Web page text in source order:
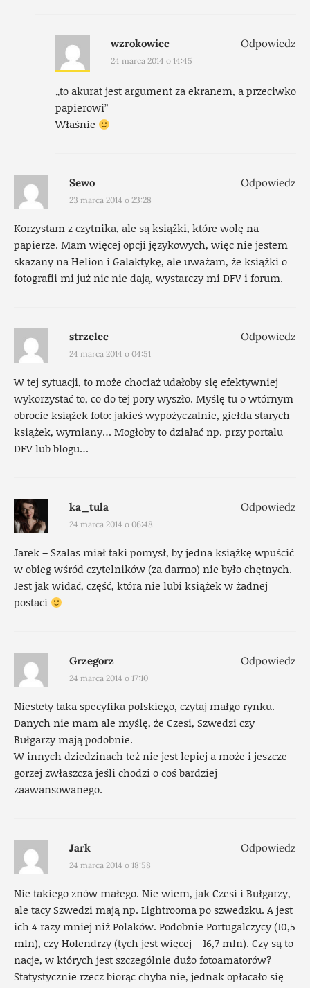
wzrokowiec
24 marca 2014 o 14:45
„to akurat jest argument za ekranem, a przeciwko
papierowi”
Właśnie
Odpowiedz
Sewo
23 marca 2014 o 23:28
Korzystam z czytnika, ale są książki, które wolę na
papierze. Mam więcej opcji językowych, więc nie jestem
skazany na Helion i Galaktykę, ale uważam, że książki o
fotografii mi już nic nie dają, wystarczy mi DFV i forum.
Odpowiedz
strzelec
24 marca 2014 o 04:51
W tej sytuacji, to może chociaż udałoby się efektywniej
wykorzystać to, co do tej pory wyszło. Myślę tu o wtórnym
obrocie książek foto: jakieś wypożyczalnie, giełda starych
książek, wymiany… Mogłoby to działać np. przy portalu
DFV lub blogu…
Odpowiedz
ka_tula
24 marca 2014 o 06:48
Jarek – Szalas miał taki pomysł, by jedna książkę wpuścić
w obieg wśród czytelników (za darmo) nie było chętnych.
Jest jak widać, część, która nie lubi książek w żadnej
postaci
Odpowiedz
Grzegorz
24 marca 2014 o 17:10
Niestety taka specyfika polskiego, czytaj małgo rynku.
Danych nie mam ale myślę, że Czesi, Szwedzi czy
Bułgarzy mają podobnie.
W innych dziedzinach też nie jest lepiej a może i jeszcze
gorzej zwłaszcza jeśli chodzi o coś bardziej
zaawansowanego.
Odpowiedz
Jark
24 marca 2014 o 18:58
Nie takiego znów małego. Nie wiem, jak Czesi i Bułgarzy,
ale tacy Szwedzi mają np. Lightrooma po szwedzku. A jest
ich 4 razy mniej niż Polaków. Podobnie Portugalczycy (10,5
mln), czy Holendrzy (tych jest więcej – 16,7 mln). Czy są to
nacje, w których jest szczególnie dużo fotoamatorów?
Statystycznie rzecz biorąc chyba nie, jednak opłacało się
Odpowiedz